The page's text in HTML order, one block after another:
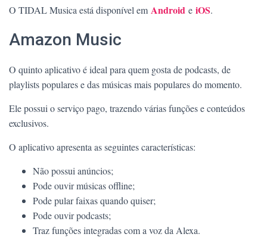
O TIDAL Musica está disponível em Android e iOS.
Amazon Music
O quinto aplicativo é ideal para quem gosta de podcasts, de
playlists populares e das músicas mais populares do momento.
Ele possui o serviço pago, trazendo várias funções e conteúdos
exclusivos.
O aplicativo apresenta as seguintes características:
Não possui anúncios;
Pode ouvir músicas offline;
Pode pular faixas quando quiser;
Pode ouvir podcasts;
Traz funções integradas com a voz da Alexa.